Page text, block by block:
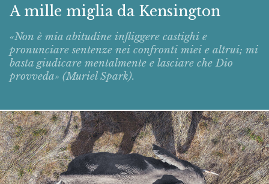
A mille miglia da Kensington
«Non è mia abitudine infliggere castighi e
pronunciare sentenze nei confronti miei e altrui; mi
basta giudicare mentalmente e lasciare che Dio
provveda» (Muriel Spark).